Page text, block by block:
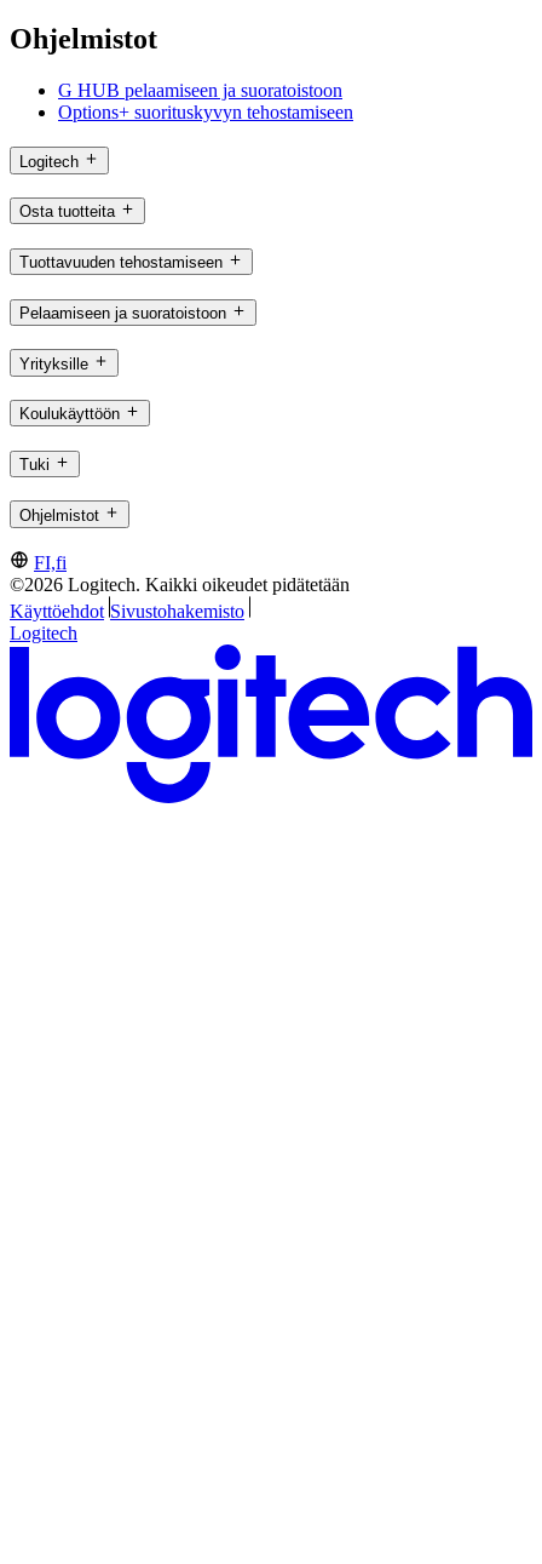
Ohjelmistot
G HUB pelaamiseen ja suoratoistoon
Options+ suorituskyvyn tehostamiseen
Logitech
Osta tuotteita
Tuottavuuden tehostamiseen
Pelaamiseen ja suoratoistoon
Yrityksille
Koulukäyttöön
Tuki
Ohjelmistot
FI,fi
©2026 Logitech. Kaikki oikeudet pidätetään
Käyttöehdot Sivustohakemisto
Logitech